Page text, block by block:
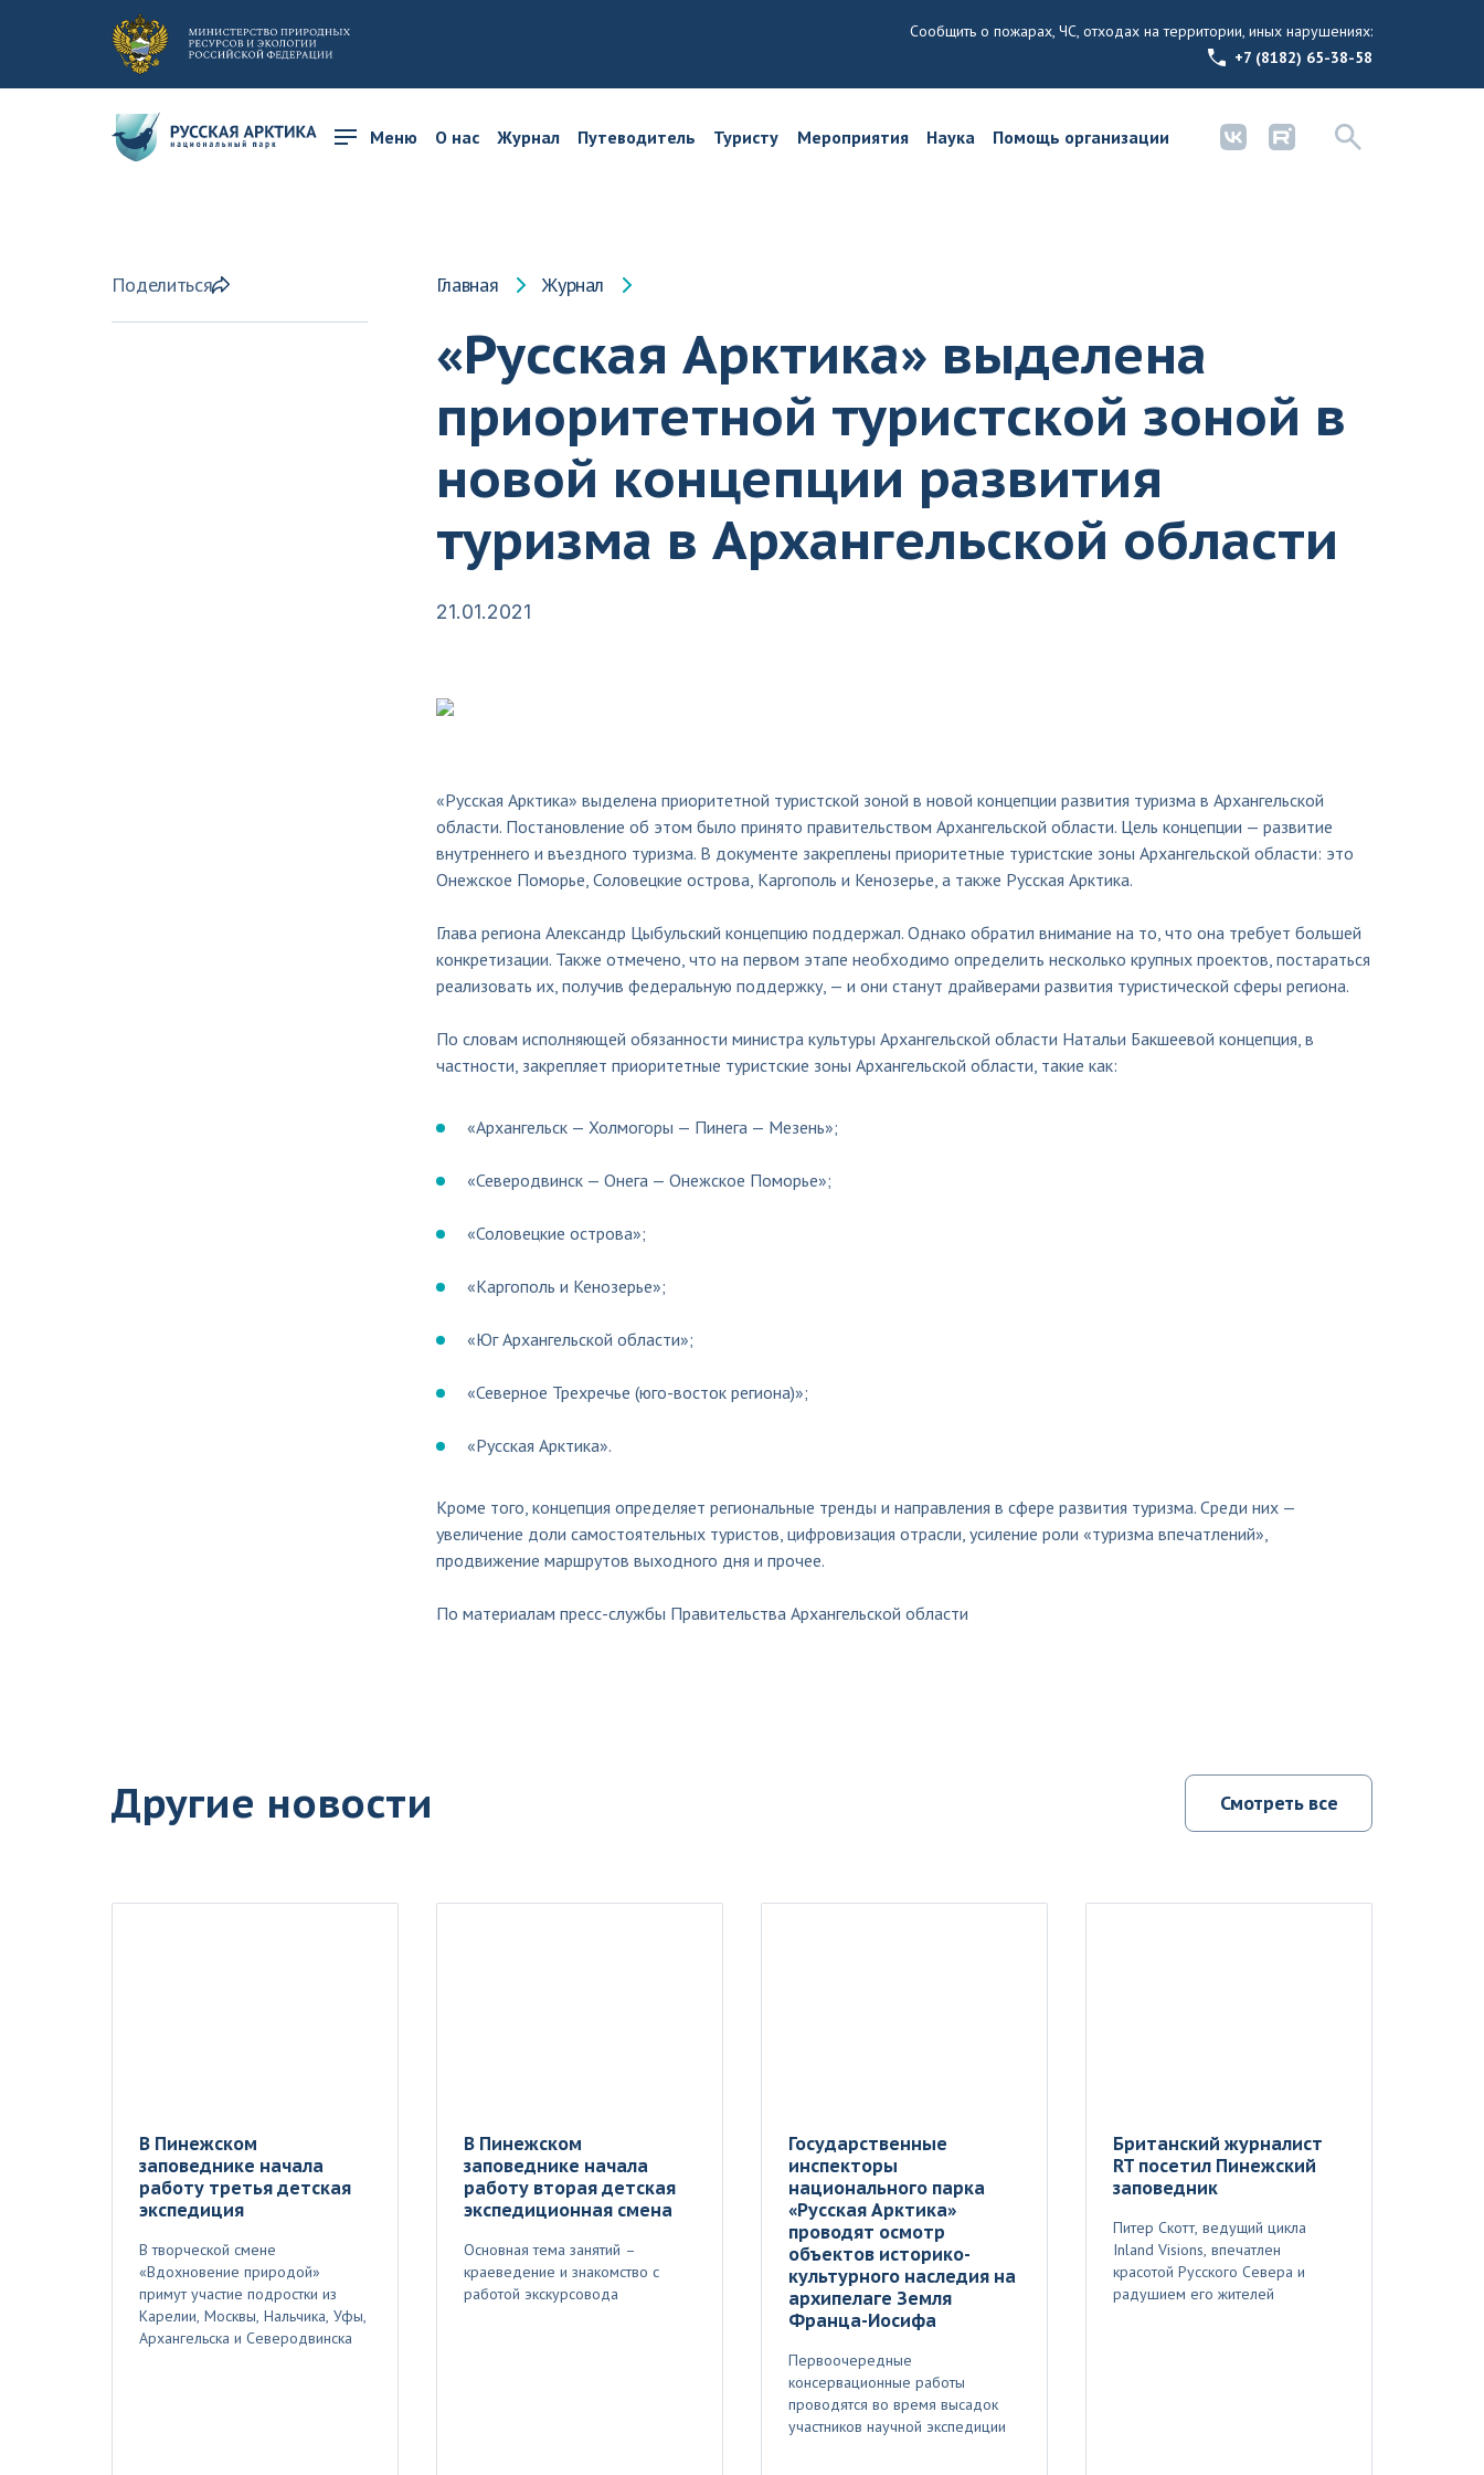
Сообщить о пожарах, ЧС, отходах на территории, иных нарушениях:
+7 (8182) 65-38-58
Меню О нас Журнал Путеводитель Туристу Мероприятия Наука Помощь организации
Поделиться Главная Журнал
«Русская Арктика» выделена
приоритетной туристской зоной в
новой концепции развития
туризма в Архангельской области
21.01.2021
«Русская Арктика» выделена приоритетной туристской зоной в новой концепции развития туризма в Архангельской
области. Постановление об этом было принято правительством Архангельской области. Цель концепции — развитие
внутреннего и въездного туризма. В документе закреплены приоритетные туристские зоны Архангельской области: это
Онежское Поморье, Соловецкие острова, Каргополь и Кенозерье, а также Русская Арктика.
Глава региона Александр Цыбульский концепцию поддержал. Однако обратил внимание на то, что она требует большей
конкретизации. Также отмечено, что на первом этапе необходимо определить несколько крупных проектов, постараться
реализовать их, получив федеральную поддержку, — и они станут драйверами развития туристической сферы региона.
По словам исполняющей обязанности министра культуры Архангельской области Натальи Бакшеевой концепция, в
частности, закрепляет приоритетные туристские зоны Архангельской области, такие как:
«Архангельск — Холмогоры — Пинега — Мезень»;
«Северодвинск — Онега — Онежское Поморье»;
«Соловецкие острова»;
«Каргополь и Кенозерье»;
«Юг Архангельской области»;
«Северное Трехречье (юго-восток региона)»;
«Русская Арктика».
Кроме того, концепция определяет региональные тренды и направления в сфере развития туризма. Среди них —
увеличение доли самостоятельных туристов, цифровизация отрасли, усиление роли «туризма впечатлений»,
продвижение маршрутов выходного дня и прочее.
По материалам пресс-службы Правительства Архангельской области
Другие новости Смотреть все
В Пинежском
заповеднике начала
работу третья детская
экспедиция
В творческой смене
«Вдохновение природой»
примут участие подростки из
Карелии, Москвы, Нальчика, Уфы,
Архангельска и Северодвинска
В Пинежском
заповеднике начала
работу вторая детская
экспедиционная смена
Основная тема занятий –
краеведение и знакомство с
работой экскурсовода
Государственные
инспекторы
национального парка
«Русская Арктика»
проводят осмотр
объектов историко-
культурного наследия на
архипелаге Земля
Франца-Иосифа
Первоочередные
консервационные работы
проводятся во время высадок
участников научной экспедиции
Британский журналист
RT посетил Пинежский
заповедник
Питер Скотт, ведущий цикла
Inland Visions, впечатлен
красотой Русского Севера и
радушием его жителей